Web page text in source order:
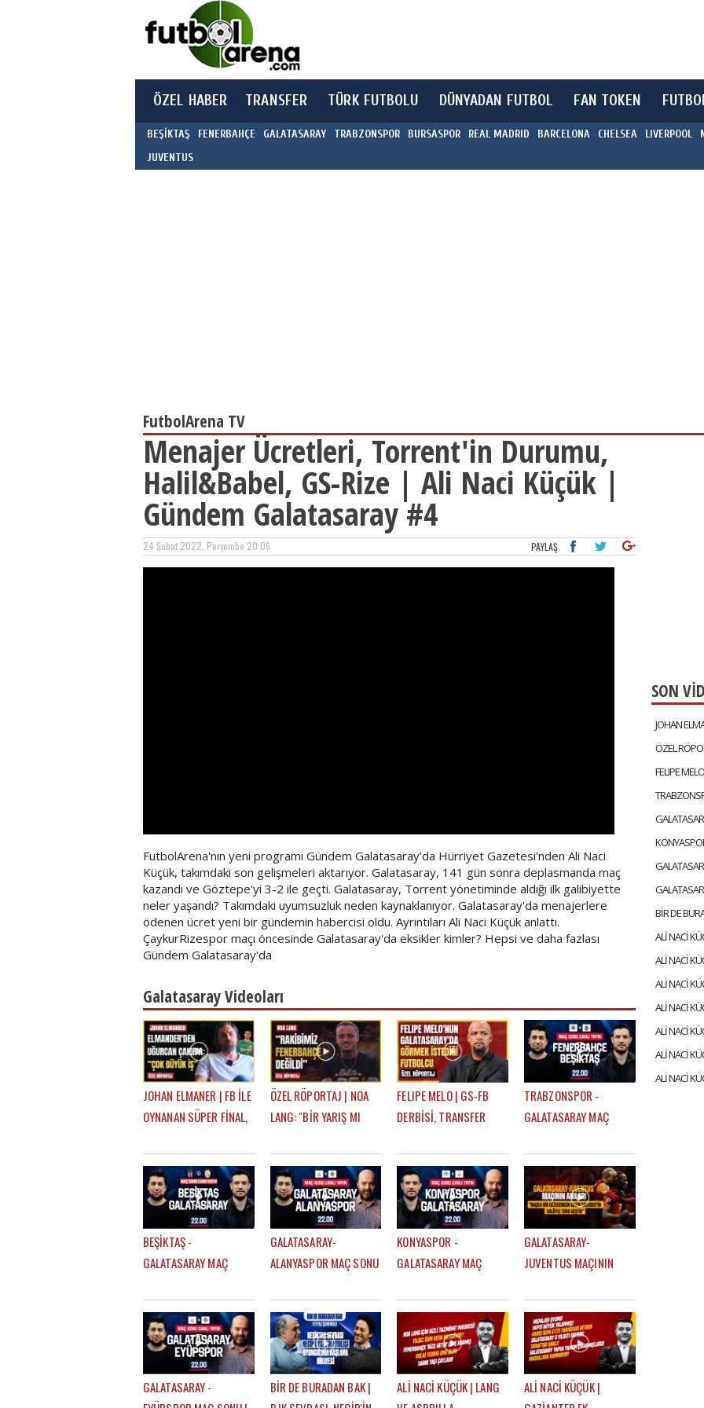
ÖZEL HABER TRANSFER TÜRK FUTBOLU DÜNYADAN FUTBOL FAN TOKEN
BEŞİKTAŞ FENERBAHÇE GALATASARAY TRABZONSPOR BURSASPOR REAL MADRID BARCELONA CHELSEA LIVERPOOL
JUVENTUS
FutbolArena TV
Menajer Ücretleri, Torrent'in Durumu,
Halil&Babel, GS-Rize | Ali Naci Küçük |
Gündem Galatasaray #4
24 Şubat 2022, Perşembe 20:06 PAYLAŞ
FutbolArena'nın yeni programı Gündem Galatasaray'da Hürriyet Gazetesi'nden Ali Naci
Küçük, takımdaki son gelişmeleri aktarıyor. Galatasaray, 141 gün sonra deplasmanda maç
kazandı ve Göztepe'yi 3-2 ile geçti. Galatasaray, Torrent yönetiminde aldığı ilk galibiyette
neler yaşandı? Takımdaki uyumsuzluk neden kaynaklanıyor. Galatasaray'da menajerlere
ödenen ücret yeni bir gündemin habercisi oldu. Ayrıntıları Ali Naci Küçük anlattı.
ÇaykurRizespor maçı öncesinde Galatasaray'da eksikler kimler? Hepsi ve daha fazlası
Gündem Galatasaray'da
Galatasaray Videoları
JOHAN ELMANER | FB İLE
OYNANAN SÜPER FİNAL,
BURUK, UĞURCAN ÇAKIR
MI? MUSLERA MI?
ÖZEL RÖPORTAJ | NOA
LANG: "BİR YARIŞ MI
SADECE 14 DAKİKA LİDER
OLDU"
FELIPE MELO | GS-FB
DERBİSİ, TRANSFER
HAYALİ, BEĞENDİĞİ
FENERBAHÇELİ
TRABZONSPOR -
GALATASARAY MAÇ
MERT KURT
BEŞİKTAŞ -
GALATASARAY MAÇ
MERT KURT
GALATASARAY-
ALANYASPOR MAÇ SONU
SEVİNÇ
KONYASPOR -
GALATASARAY MAÇ
- MERT KURT
GALATASARAY-
JUVENTUS MAÇININ
GEZEGENDEN GELEN
SNEIJDER'İN GOLÜYLE
TURU GEÇTİK"
GALATASARAY -
BİR DE BURADAN BAK |
ALİ NACİ KÜÇÜK | LANG
ALİ NACİ KÜÇÜK |
SON